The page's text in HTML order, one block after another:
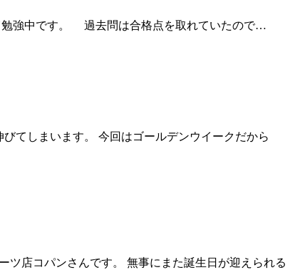
勉強中です。 過去問は合格点を取れていたので…
てしまいます。 今回はゴールデンウイークだから
ツ店コパンさんです。 無事にまた誕生日が迎えられる